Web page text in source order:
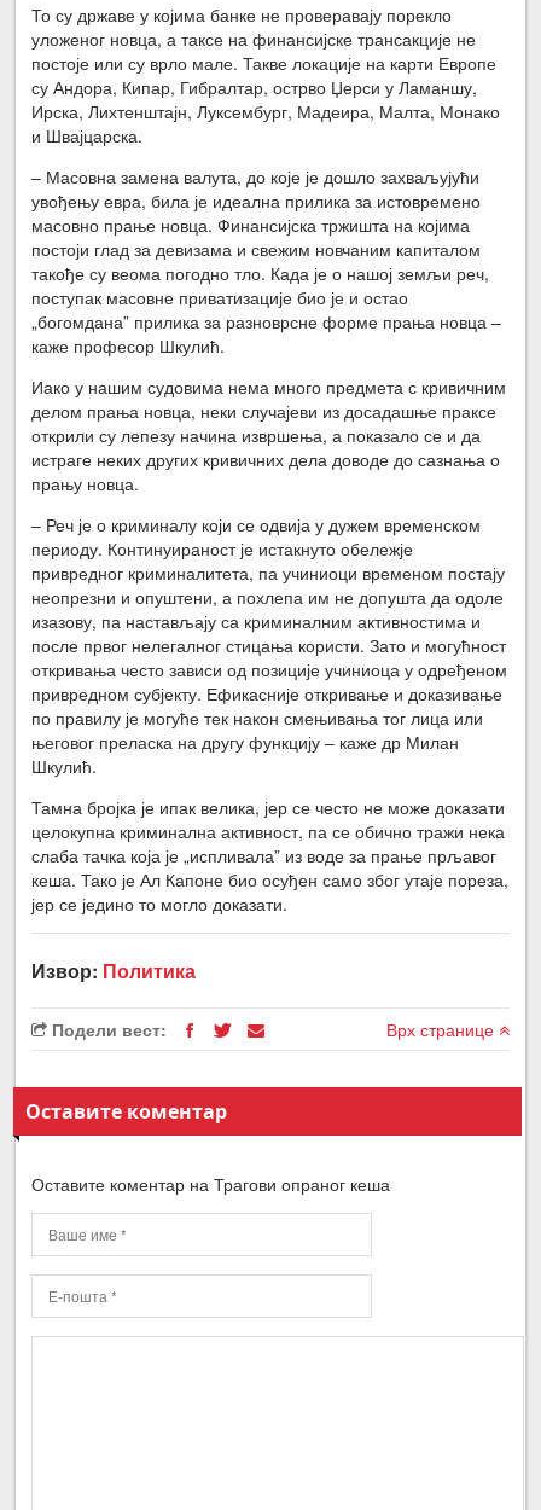
То су државе у којима банке не проверавају порекло
уложеног новца, а таксе на финансијске трансакције не
постоје или су врло мале. Такве локације на карти Европе
су Андора, Кипар, Гибралтар, острво Џерси у Ламаншу,
Ирска, Лихтенштајн, Луксембург, Мадеира, Малта, Монако
и Швајцарска.
– Масовна замена валута, до које је дошло захваљујући
увођењу евра, била је идеална прилика за истовремено
масовно прање новца. Финансијска тржишта на којима
постоји глад за девизама и свежим новчаним капиталом
такође су веома погодно тло. Када је о нашој земљи реч,
поступак масовне приватизације био је и остао
„богомдана” прилика за разноврсне форме прања новца –
каже професор Шкулић.
Иако у нашим судовима нема много предмета с кривичним
делом прања новца, неки случајеви из досадашње праксе
открили су лепезу начина извршења, а показало се и да
истраге неких других кривичних дела доводе до сазнања о
прању новца.
– Реч је о криминалу који се одвија у дужем временском
периоду. Континуираност је истакнуто обележје
привредног криминалитета, па учиниоци временом постају
неопрезни и опуштени, а похлепа им не допушта да одоле
изазову, па настављају са криминалним активностима и
после првог нелегалног стицања користи. Зато и могућност
откривања често зависи од позиције учиниоца у одређеном
привредном субјекту. Ефикасније откривање и доказивање
по правилу је могуће тек након смењивања тог лица или
његовог преласка на другу функцију – каже др Милан
Шкулић.
Тамна бројка је ипак велика, јер се често не може доказати
целокупна криминална активност, па се обично тражи нека
слаба тачка која је „испливала” из воде за прање прљавог
кеша. Тако је Ал Капоне био осуђен само због утаје пореза,
јер се једино то могло доказати.
Извор: Политика
Подели вест: Врх странице
Оставите коментар
Оставите коментар на Трагови опраног кеша